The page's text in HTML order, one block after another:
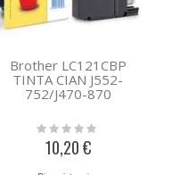
Brother LC121CBP
TINTA CIAN J552-
752/J470-870
Rating:
10,20 €